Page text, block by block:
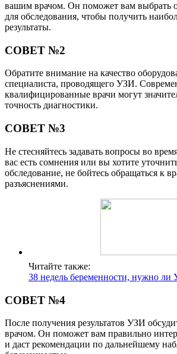
вашим врачом. Он поможет вам выбрать
для обследования, чтобы получить
результаты.
СОВЕТ №2
Обратите внимание на качество
специалиста, проводящего УЗИ.
квалифицированные врачи могут
точность диагностики.
СОВЕТ №3
Не стесняйтесь задавать вопросы во
вас есть сомнения или вы хотите
обследование, не бойтесь обращаться к
разъяснениями.
Читайте также:
38 недель беременности, нужно ли
СОВЕТ №4
После получения результатов УЗИ
врачом. Он поможет вам правильно
и даст рекомендации по дальнейшему